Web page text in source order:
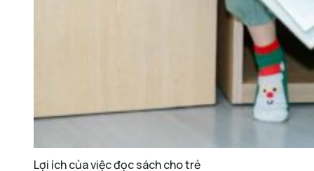
Lợi ích của việc đọc sách cho trẻ